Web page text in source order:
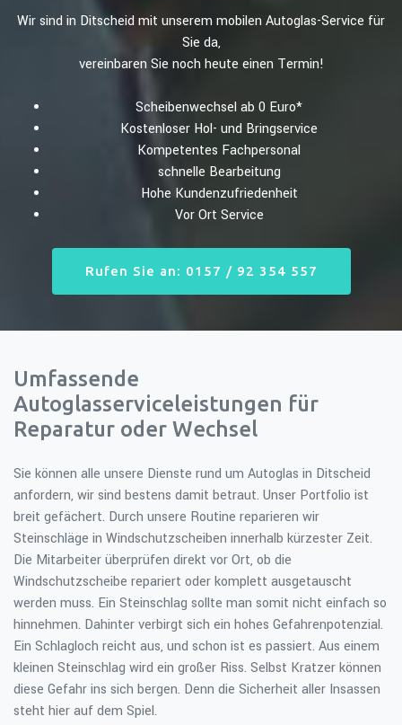
Wir sind in Ditscheid mit unserem mobilen Autoglas-Service für
Sie da,
vereinbaren Sie noch heute einen Termin!
Scheibenwechsel ab 0 Euro*
Kostenloser Hol- und Bringservice
Kompetentes Fachpersonal
schnelle Bearbeitung
Hohe Kundenzufriedenheit
Vor Ort Service
Rufen Sie an: 0157 / 92 354 557
Umfassende
Autoglasserviceleistungen für
Reparatur oder Wechsel
Sie können alle unsere Dienste rund um Autoglas in Ditscheid
anfordern, wir sind bestens damit betraut. Unser Portfolio ist
breit gefächert. Durch unsere Routine reparieren wir
Steinschläge in Windschutzscheiben innerhalb kürzester Zeit.
Die Mitarbeiter überprüfen direkt vor Ort, ob die
Windschutzscheibe repariert oder komplett ausgetauscht
werden muss. Ein Steinschlag sollte man somit nicht einfach so
hinnehmen. Dahinter verbirgt sich ein hohes Gefahrenpotenzial.
Ein Schlagloch reicht aus, und schon ist es passiert. Aus einem
kleinen Steinschlag wird ein großer Riss. Selbst Kratzer können
diese Gefahr ins sich bergen. Denn die Sicherheit aller Insassen
steht hier auf dem Spiel.